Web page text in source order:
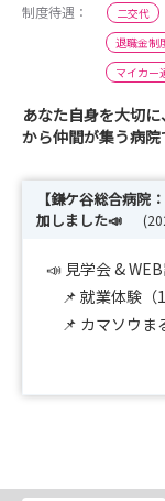
制度待遇：
二交代
退職金制
マイカー
あなた自身を大切
から仲間が集う病院
【鎌ケ谷総合病院
加しました📣
📣 見学会 &
📌 就業体験（
📌 カマソウま
📸 Instagram